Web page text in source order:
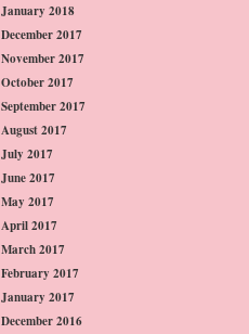
January 2018
December 2017
November 2017
October 2017
September 2017
August 2017
July 2017
June 2017
May 2017
April 2017
March 2017
February 2017
January 2017
December 2016